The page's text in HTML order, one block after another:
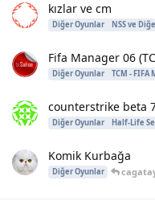
kızlar ve cm
Diğer Oyunlar NSS ve
Fifa Manager 06
Diğer Oyunlar TCM -
counterstrike beta
Diğer Oyunlar Half-Life
Komik Kurbağa
Diğer Oyunlar